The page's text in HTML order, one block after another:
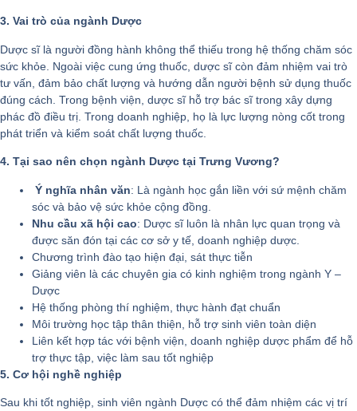
3. Vai trò của ngành Dược
Dược sĩ là người đồng hành không thể thiếu trong hệ thống chăm sóc
sức khỏe. Ngoài việc cung ứng thuốc, dược sĩ còn đảm nhiệm vai trò
tư vấn, đảm bảo chất lượng và hướng dẫn người bệnh sử dụng thuốc
đúng cách. Trong bệnh viện, dược sĩ hỗ trợ bác sĩ trong xây dựng
phác đồ điều trị. Trong doanh nghiệp, họ là lực lượng nòng cốt trong
phát triển và kiểm soát chất lượng thuốc.
4. Tại sao nên chọn ngành Dược tại Trưng Vương?
Ý nghĩa nhân văn: Là ngành học gắn liền với sứ mệnh chăm
sóc và bảo vệ sức khỏe cộng đồng.
Nhu cầu xã hội cao: Dược sĩ luôn là nhân lực quan trọng và
được săn đón tại các cơ sở y tế, doanh nghiệp dược.
Chương trình đào tạo hiện đại, sát thực tiễn
Giảng viên là các chuyên gia có kinh nghiệm trong ngành Y –
Dược
Hệ thống phòng thí nghiệm, thực hành đạt chuẩn
Môi trường học tập thân thiện, hỗ trợ sinh viên toàn diện
Liên kết hợp tác với bệnh viện, doanh nghiệp dược phẩm để hỗ
trợ thực tập, việc làm sau tốt nghiệp
5. Cơ hội nghề nghiệp
Sau khi tốt nghiệp, sinh viên ngành Dược có thể đảm nhiệm các vị trí